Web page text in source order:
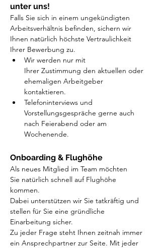
unter uns!
Falls Sie sich in einem ungekündigten
Arbeitsverhältnis befinden, sichern wir
Ihnen natürlich höchste Vertraulichkeit
Ihrer Bewerbung zu.
Wir werden nur mit
Ihrer Zustimmung den aktuellen oder
ehemaligen Arbeitgeber
kontaktieren.
Telefoninterviews und
Vorstellungsgespräche gerne auch
nach Feierabend oder am
Wochenende.
Onboarding & Flughöhe
Als neues Mitglied im Team möchten
Sie natürlich schnell auf Flughöhe
kommen.
Dabei unterstützen wir Sie tatkräftig und
stellen für Sie eine gründliche
Einarbeitung sicher.
Zu jeder Frage steht Ihnen zeitnah immer
ein Ansprechpartner zur Seite. Mit jeder